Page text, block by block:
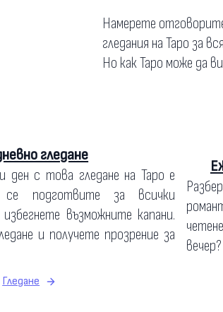
Намерете
гледания на Таро за
Но как Таро може да
гледане
ден с това гледане на Таро е
подготвите за всички
възможните капани.
и получете прозрение за
Гледане